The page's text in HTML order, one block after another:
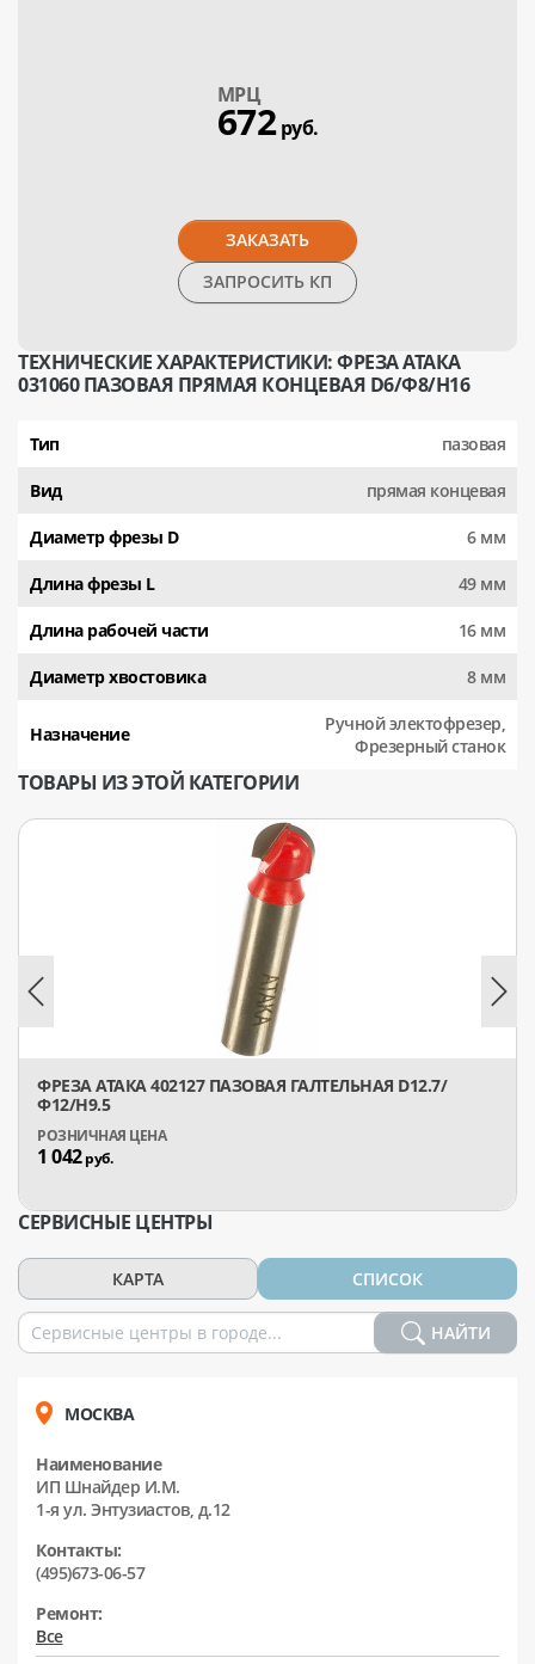
МPЦ
672руб.
ЗАКАЗАТЬ
ЗАПРОСИТЬ КП
ТЕХНИЧЕСКИЕ ХАРАКТЕРИСТИКИ: ФРЕЗА АТАКА
031060 ПАЗОВАЯ ПРЯМАЯ КОНЦЕВАЯ D6/Ф8/H16
Тип пазовая
Вид прямая концевая
Диаметр фрезы D 6 мм
Длина фрезы L 49 мм
Длина рабочей части 16 мм
Диаметр хвостовика 8 мм
Назначение
Ручной электофрезер,
Фрезерный станок
ТОВАРЫ ИЗ ЭТОЙ КАТЕГОРИИ
ФРЕЗА АТАКА 402127 ПАЗОВАЯ ГАЛТЕЛЬНАЯ D12.7/
Ф12/H9.5
1 042руб.
СЕРВИСНЫЕ ЦЕНТРЫ
КАРТА СПИСОК
НАЙТИ
МОСКВА
Наименование
ИП Шнайдер И.М.
1-я ул. Энтузиастов, д.12
Контакты:
(495)673-06-57
Ремонт:
Все